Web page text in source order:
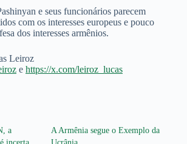
e seus funcionários parecem
com os interesses europeus e pouco
dos interesses armênios.
Leiroz
e https://x.com/leiroz_lucas
a
A Armênia segue o Exemplo da